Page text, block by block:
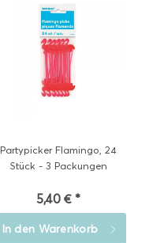
Partypicker Flamingo, 24
Stück - 3 Packungen
5,40 € *
In den Warenkorb